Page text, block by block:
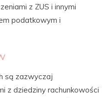
z ZUS i innymi
podatkowym i
są zazwyczaj
z dziedziny rachunkowości